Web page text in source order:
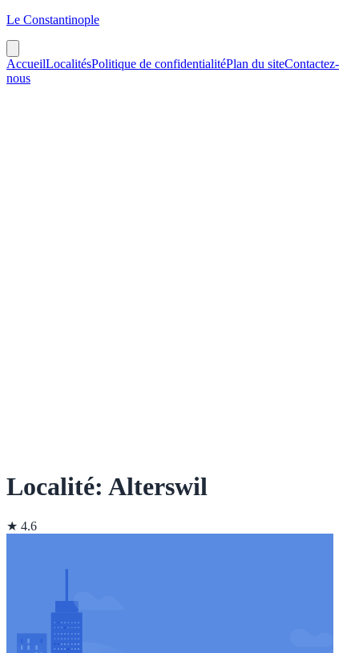
Le Constantinople
AccueilLocalitésPolitique de confidentialitéPlan du siteContactez-
nous
Localité: Alterswil
★ 4.6